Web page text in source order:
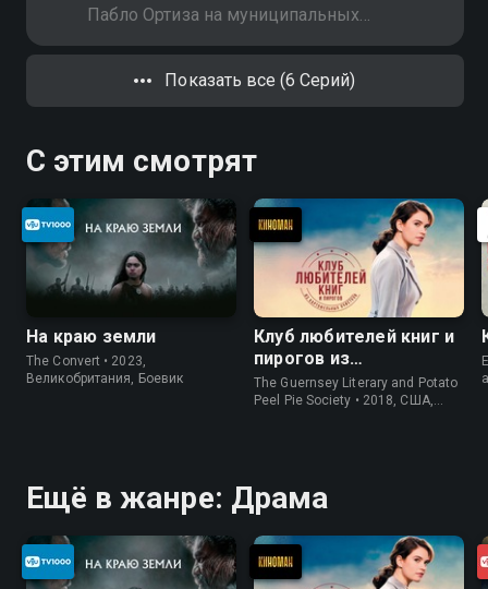
семьи Ортиз
Пабло Ортиза на муниципальных
выборах. Она убеждает его
помочь ей справиться с семьей
Ортиз, заставив их поверить, что у
Показать все (6 Серий)
С этим смотрят
На краю земли
The Convert • 2023,
Великобритания, Боевик
Клуб любителей книг и
пирогов из
картофельных
очистков
The Guernsey Literary and Potato
Peel Pie Society • 2018, США,
Ещё в жанре: Драма